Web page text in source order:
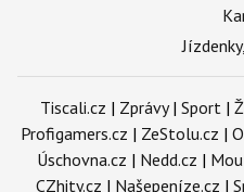
Tiscali.cz | Zprávy| Sport |
Profigamers.cz | ZeStolu.cz |
Úschovna.cz | Nedd.cz |
CZhity.cz | Našepeníze.cz |